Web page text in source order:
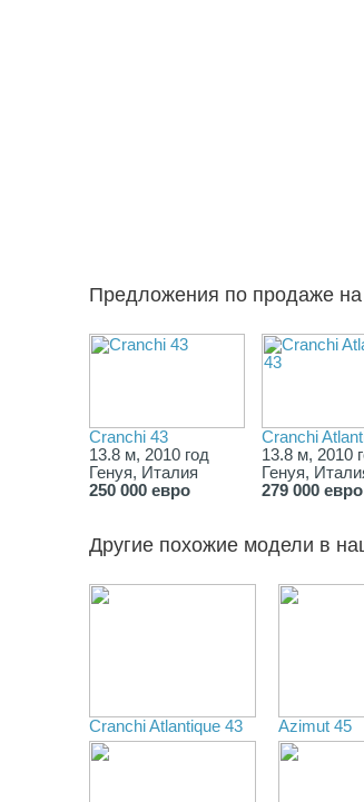
Предложения по продаже
Cranchi 43
13.8 м, 2010 год
Генуя, Италия
250 000 евро
Cranchi
13.8 м, 2010
Генуя,
279 000 евро
Другие похожие модели в
Cranchi Atlantique 43 Azimut 45